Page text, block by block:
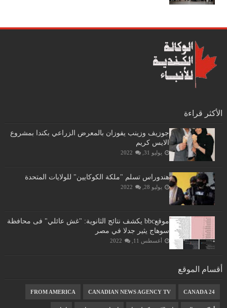
الأكثر قراءة
جوزيف وزينب يفوزان بالمعرض الزراعي بكندا بمشروع
الايس كريم
يوليو 31, 2022
هندوراس تسلم "ملكة الكوكايين" للولايات المتحدة
يوليو 28, 2022
موقعbbc يكشف نتائج الثانوية: "غش عائلي" فى محافظة
سوهاج يثير جدلا في مصر
أغسطس 11, 2022
أقسام الموقع
CANADA 24
CANADIAN NEWS AGENCY TV
FROM AMERICA